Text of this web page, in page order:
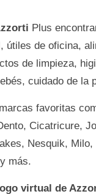
Plus
útiles de oficina,
de limpieza,
cuidado de la
favoritas
Cicatricure,
Nesquik,
más.
virtual de